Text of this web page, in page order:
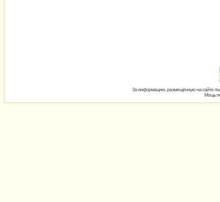
За информацию, размещённую на сайте
Мощь